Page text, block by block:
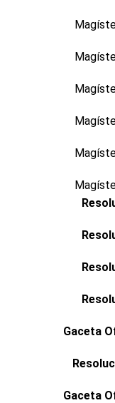
Gaceta
Gaceta